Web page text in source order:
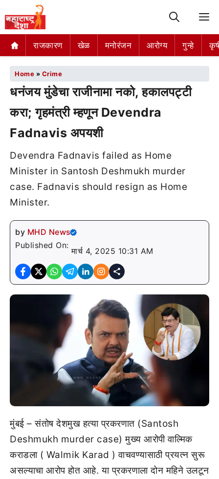
राजकारण खेळ मनोरंजन आरोग्य गुन्हे
Home » Crime
धनंजय मुंडेचा राजीनामा नको, हकालपट्टी
करा; गृहमंत्री म्हणून Devendra
Fadnavis अपयशी
Devendra Fadnavis failed as Home
Minister in Santosh Deshmukh murder
case. Fadnavis should resign as Home
Minister.
by MHD News
Published On:
मार्च 4, 2025 10:31 AM
मुंबई – संतोष देशमुख हत्या प्रकरणात (Santosh
Deshmukh murder case) मुख्य आरोपी वाल्मिक
कराडला ( Walmik Karad ) वाचवण्यासाठी प्रयत्न सुरू
असल्याचा आरोप होत आहे. या प्रकरणाला दोन महिने उलटून